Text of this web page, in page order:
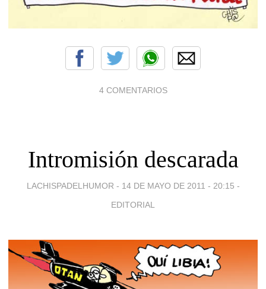
4 COMENTARIOS
Intromisión descarada
LACHISPADELHUMOR - 14 DE MAYO DE 2011 - 20:15 -
EDITORIAL